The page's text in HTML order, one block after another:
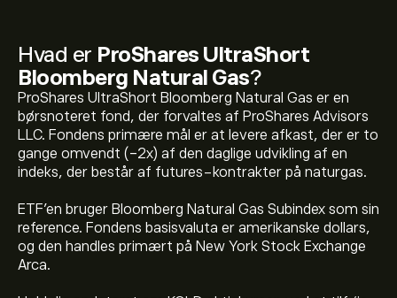
Hvad er ProShares UltraShort
Bloomberg Natural Gas?
ProShares UltraShort Bloomberg Natural Gas er en
børsnoteret fond, der forvaltes af ProShares Advisors
LLC. Fondens primære mål er at levere afkast, der er to
gange omvendt (-2x) af den daglige udvikling af en
indeks, der består af futures-kontrakter på naturgas.
ETF'en bruger Bloomberg Natural Gas Subindex som sin
reference. Fondens basisvaluta er amerikanske dollars,
og den handles primært på New York Stock Exchange
Arca.
Den aktuelle pris på KOLD er 32.19‎$‎ USD
ProShares UltraShort Bloomberg Natural Gass hidtil
højeste værdi er 84.91‎$‎ USD